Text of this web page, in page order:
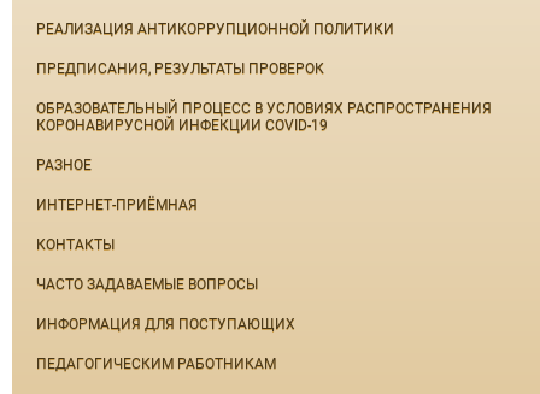
РЕАЛИЗАЦИЯ АНТИКОРРУПЦИОННОЙ ПОЛИТИКИ
ПРЕДПИСАНИЯ, РЕЗУЛЬТАТЫ ПРОВЕРОК
ОБРАЗОВАТЕЛЬНЫЙ ПРОЦЕСС В УСЛОВИЯХ РАСПРОСТРАНЕНИЯ
КОРОНАВИРУСНОЙ ИНФЕКЦИИ COVID-19
РАЗНОЕ
ИНТЕРНЕТ-ПРИЁМНАЯ
КОНТАКТЫ
ЧАСТО ЗАДАВАЕМЫЕ ВОПРОСЫ
ИНФОРМАЦИЯ ДЛЯ ПОСТУПАЮЩИХ
ПЕДАГОГИЧЕСКИМ РАБОТНИКАМ